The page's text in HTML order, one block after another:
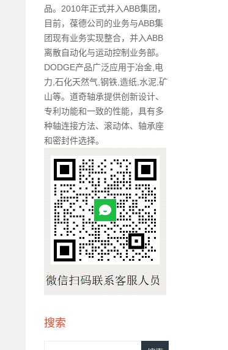
品。2010年正式并入ABB集团，
目前，葆德公司的业务与ABB集
团现有业务实现整合，并入ABB
离散自动化与运动控制业务部。
DODGE产品广泛应用于冶金,电
力,石化天然气,钢铁,造纸,水泥,矿
山等。道奇轴承提供创新设计、
专利功能和一致的性能，具有多
种轴连接方法、滚动体、轴承座
和密封件选择。
搜索